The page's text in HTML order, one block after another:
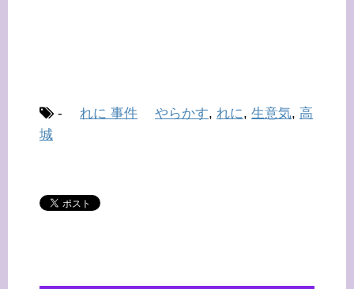
- れに 事件 やらかす, れに, 生意気, 高
城